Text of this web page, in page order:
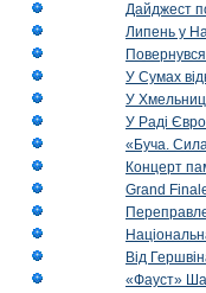
Дайджест
Липень у
У Сумах
У
У Раді
«Буча.
Концерт
Grand
Від
«Фауст»